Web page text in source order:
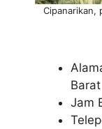
Cipanarikan,
Barat
Jam